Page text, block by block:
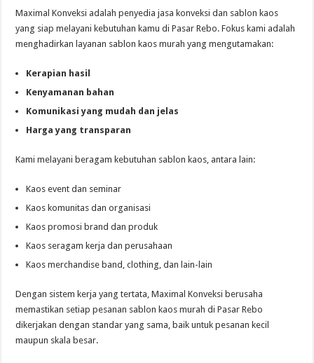
Maximal Konveksi adalah penyedia jasa konveksi dan sablon kaos
yang siap melayani kebutuhan kamu di Pasar Rebo. Fokus kami adalah
menghadirkan layanan sablon kaos murah yang mengutamakan:
Kerapian hasil
Kenyamanan bahan
Komunikasi yang mudah dan jelas
Harga yang transparan
Kami melayani beragam kebutuhan sablon kaos, antara lain:
Kaos event dan seminar
Kaos komunitas dan organisasi
Kaos promosi brand dan produk
Kaos seragam kerja dan perusahaan
Kaos merchandise band, clothing, dan lain-lain
Dengan sistem kerja yang tertata, Maximal Konveksi berusaha
memastikan setiap pesanan sablon kaos murah di Pasar Rebo
dikerjakan dengan standar yang sama, baik untuk pesanan kecil
maupun skala besar.